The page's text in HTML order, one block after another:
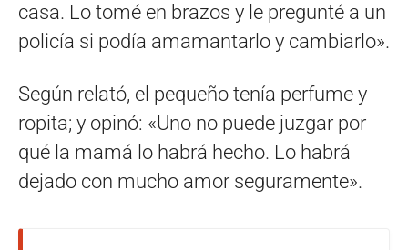
casa. Lo tomé en brazos y le pregunté a un
policía si podía amamantarlo y cambiarlo».
Según relató, el pequeño tenía perfume y
ropita; y opinó: «Uno no puede juzgar por
qué la mamá lo habrá hecho. Lo habrá
dejado con mucho amor seguramente».